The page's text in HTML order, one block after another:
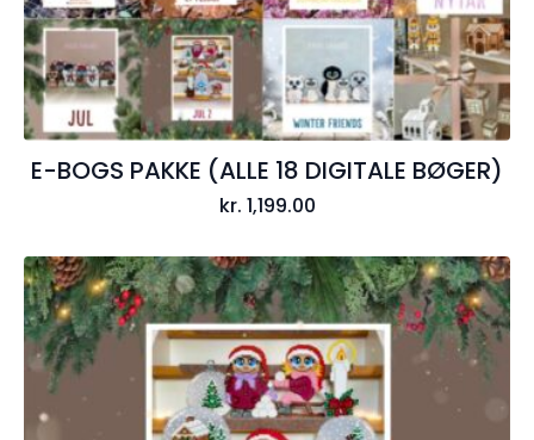
E-BOGS PAKKE (ALLE 18 DIGITALE BØGER)
kr. 1,199.00